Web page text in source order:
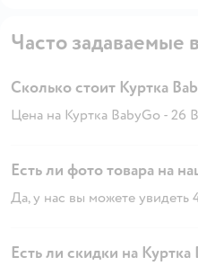
Часто задаваемые
Сколько стоит Куртка
Цена на Куртка BabyGo - 26
Есть ли фото товара на
Да, у нас вы можете увидеть
Есть ли скидки на Куртка